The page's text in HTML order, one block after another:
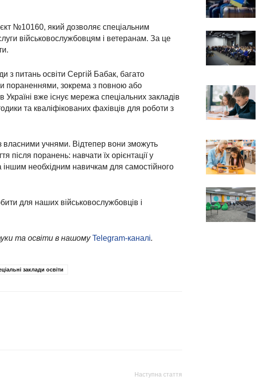
№10160, який дозволяє спеціальним
військовослужбовцям і ветеранам. За це
з питань освіти Сергій Бабак, багато
пораненнями, зокрема з повною або
вже існує мережа спеціальних закладів
та кваліфікованих фахівців для роботи з
учнями. Відтепер вони зможуть
після поранень: навчати їх орієнтації у
необхідним навичкам для самостійного
для наших військовослужбовців і
та освіти в нашомуTelegram-каналі.
заклади освіти
Наступна стаття